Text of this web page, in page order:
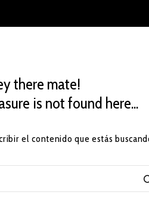
there mate!
is not found here...
el contenido que estás